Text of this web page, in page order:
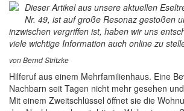
Dieser Artikel aus unsere aktuellen
Nr. 49, ist auf große Resonaz gestoßen
inzwischen vergriffen ist, haben wir uns
viele wichtige Information auch online zu
von Bernd Stritzke
Hilferuf aus einem Mehrfamilienhaus. Eine
Nachbarn seit Tagen nicht mehr gesehen
Mit einem Zweitschlüssel öffnet sie die